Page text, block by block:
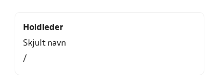
Holdleder
Skjult navn
/